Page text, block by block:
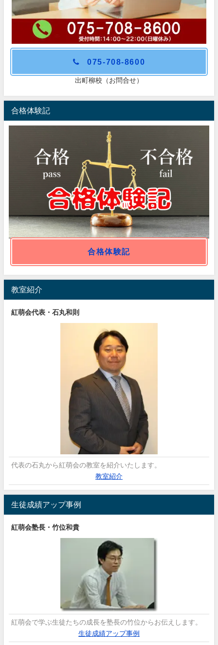
075-708-8600
出町柳校（お問合せ）
合格体験記
合格体験記
教室紹介
紅萌会代表・石丸和則
代表の石丸から紅萌会の教室を紹介いたします。
教室紹介
生徒成績アップ事例
紅萌会塾長・竹位和貴
紅萌会で学ぶ生徒たちの成長を塾長の竹位からお伝えします。
生徒成績アップ事例